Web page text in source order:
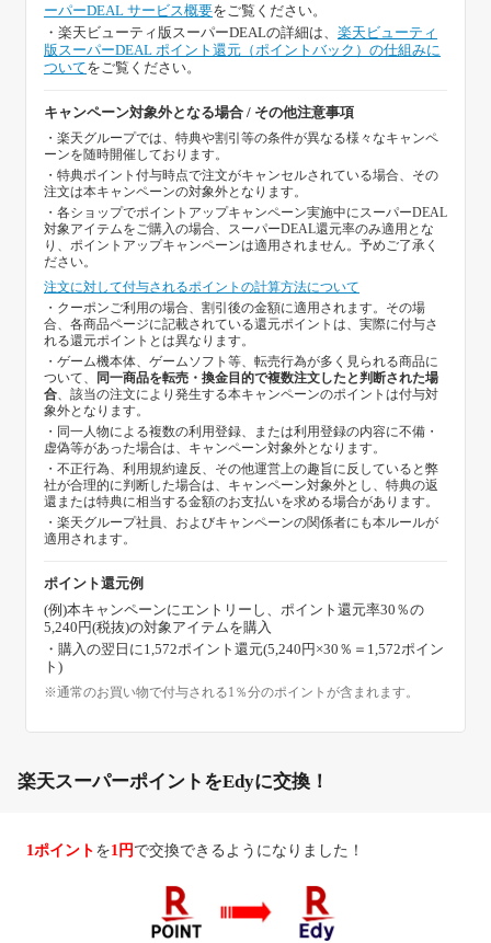
ーパーDEAL サービス概要をご覧ください。
・楽天ビューティ版スーパーDEALの詳細は、 楽天ビューティ
版スーパーDEAL ポイント還元（ポイントバック）の仕組みに
ついてをご覧ください。
キャンペーン対象外となる場合 / その他注意事項
・楽天グループでは、特典や割引等の条件が異なる様々なキャンペ
ーンを随時開催しております。
・特典ポイント付与時点で注文がキャンセルされている場合、その
注文は本キャンペーンの対象外となります。
・各ショップでポイントアップキャンペーン実施中にスーパーDEAL
対象アイテムをご購入の場合、スーパーDEAL還元率のみ適用とな
り、ポイントアップキャンペーンは適用されません。予めご了承く
ださい。
注文に対して付与されるポイントの計算方法について
・クーポンご利用の場合、割引後の金額に適用されます。その場
合、各商品ページに記載されている還元ポイントは、実際に付与さ
れる還元ポイントとは異なります。
・ゲーム機本体、ゲームソフト等、転売行為が多く見られる商品に
ついて、
同一商品を転売・換金目的で複数注文したと判断された場
合、該当の注文により発生する本キャンペーンのポイントは付与対
象外となります。
・同一人物による複数の利用登録、または利用登録の内容に不備・
虚偽等があった場合は、キャンペーン対象外となります。
・不正行為、利用規約違反、その他運営上の趣旨に反していると弊
社が合理的に判断した場合は、キャンペーン対象外とし、特典の返
還または特典に相当する金額のお支払いを求める場合があります。
・楽天グループ社員、およびキャンペーンの関係者にも本ルールが
適用されます。
ポイント還元例
(例)本キャンペーンにエントリーし、ポイント還元率30％の
5,240円(税抜)の対象アイテムを購入
・購入の翌日に1,572ポイント還元(5,240円×30％＝1,572ポイン
ト)
※通常のお買い物で付与される1％分のポイントが含まれます。
楽天スーパーポイントをEdyに交換！
1ポイント を1円 で交換できるようになりました！